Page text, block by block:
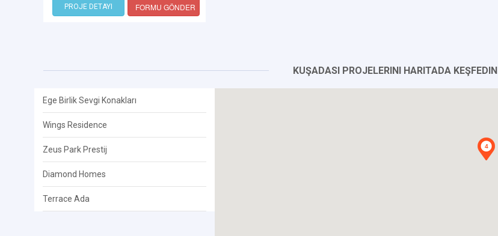
PROJE DETAYI FORMU GÖNDER
KUŞADASI PROJELERINI HARITADA KEŞFEDIN
Ege Birlik Sevgi Konakları
Wings Residence
Zeus Park Prestij
Diamond Homes
Terrace Ada
4